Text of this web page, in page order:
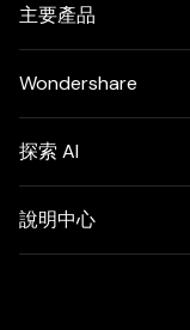
主要產品
Wondershare
探索 AI
說明中心